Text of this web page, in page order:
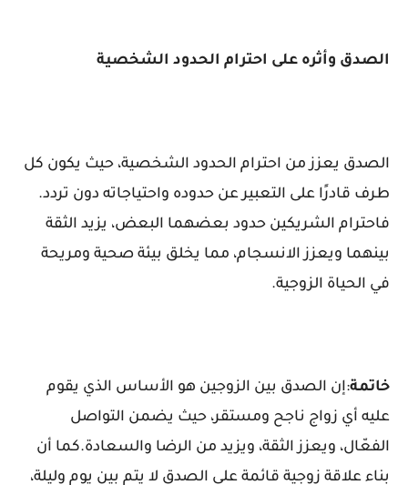
الصدق وأثره على احترام الحدود الشخصية
الصدق يعزز من احترام الحدود الشخصية، حيث يكون كل
طرف قادرًا على التعبير عن حدوده واحتياجاته دون تردد.
فاحترام الشريكين حدود بعضهما البعض، يزيد الثقة
بينهما ويعزز الانسجام، مما يخلق بيئة صحية ومريحة
في الحياة الزوجية.
خاتمة:إن الصدق بين الزوجين هو الأساس الذي يقوم
عليه أي زواج ناجح ومستقر، حيث يضمن التواصل
الفعّال، ويعزز الثقة، ويزيد من الرضا والسعادة.كما أن
بناء علاقة زوجية قائمة على الصدق لا يتم بين يوم وليلة،